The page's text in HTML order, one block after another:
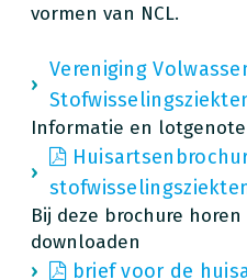
vormen van NCL.
Vereniging
Informatie en
Bij deze brochure
downloaden
brief voor de